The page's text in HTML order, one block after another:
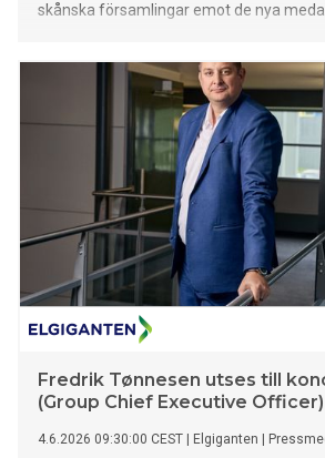
skånska församlingar emot de nya
Fredrik Tønnesen utses till
(Group Chief Executive
4.6.2026 09:30:00 CEST Elgiganten